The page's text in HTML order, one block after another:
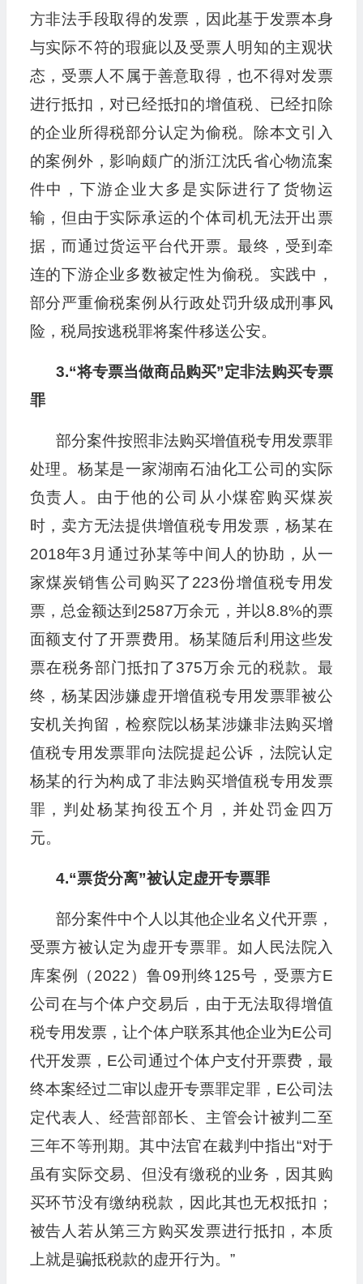
方非法手段取得的发票，因此基于发票本身
与实际不符的瑕疵以及受票人明知的主观状
态，受票人不属于善意取得，也不得对发票
进行抵扣，对已经抵扣的增值税、已经扣除
的企业所得税部分认定为偷税。除本文引入
的案例外，影响颇广的浙江沈氏省心物流案
件中，下游企业大多是实际进行了货物运
输，但由于实际承运的个体司机无法开出票
据，而通过货运平台代开票。最终，受到牵
连的下游企业多数被定性为偷税。实践中，
部分严重偷税案例从行政处罚升级成刑事风
险，税局按逃税罪将案件移送公安。
3.“将专票当做商品购买”定非法购买专票
罪
部分案件按照非法购买增值税专用发票罪
处理。杨某是一家湖南石油化工公司的实际
负责人。由于他的公司从小煤窑购买煤炭
时，卖方无法提供增值税专用发票，杨某在
2018年3月通过孙某等中间人的协助，从一
家煤炭销售公司购买了223份增值税专用发
票，总金额达到2587万余元，并以8.8%的票
面额支付了开票费用。杨某随后利用这些发
票在税务部门抵扣了375万余元的税款。最
终，杨某因涉嫌虚开增值税专用发票罪被公
安机关拘留，检察院以杨某涉嫌非法购买增
值税专用发票罪向法院提起公诉，法院认定
杨某的行为构成了非法购买增值税专用发票
罪，判处杨某拘役五个月，并处罚金四万
元。
4.“票货分离”被认定虚开专票罪
部分案件中个人以其他企业名义代开票，
受票方被认定为虚开专票罪。如人民法院入
库案例（2022）鲁09刑终125号，受票方E
公司在与个体户交易后，由于无法取得增值
税专用发票，让个体户联系其他企业为E公司
代开发票，E公司通过个体户支付开票费，最
终本案经过二审以虚开专票罪定罪，E公司法
定代表人、经营部部长、主管会计被判二至
三年不等刑期。其中法官在裁判中指出“对于
虽有实际交易、但没有缴税的业务，因其购
买环节没有缴纳税款，因此其也无权抵扣；
被告人若从第三方购买发票进行抵扣，本质
上就是骗抵税款的虚开行为。”